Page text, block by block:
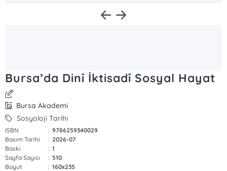
Bursa’da Dinî İktisadî Sosyal Hayat
Bursa Akademi
Sosyoloji Tarihi
ISBN : 9786259340029
Basım Tarihi
: 2026-07
Baskı
: 1
Sayfa Sayısı
: 510
Boyut
: 160x235